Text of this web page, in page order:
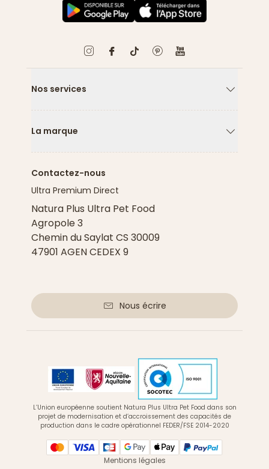
Nos services
La marque
Contactez-nous
Ultra Premium Direct
Natura Plus Ultra Pet Food
Agropole 3
Chemin du Saylat CS 30009
47901 AGEN CEDEX 9
Nous écrire
L’Union européenne soutient Natura Plus Ultra Pet Food dans son
projet de modernisation et d’accroissement des capacités de
production dans le cadre opérationnel FEDER/FSE 2014-2020
Mentions légales